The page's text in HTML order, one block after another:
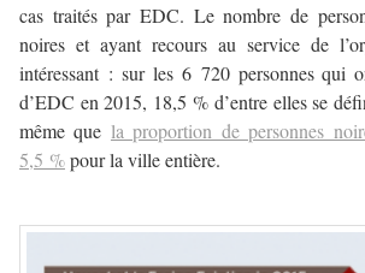
cas traités par EDC. Le nombre de
noires et ayant recours au service de
intéressant : sur les 6 720 personnes qui
d’EDC en 2015, 18,5 % d’entre elles se
même que la proportion de personnes
5,5 %pour la ville entière.